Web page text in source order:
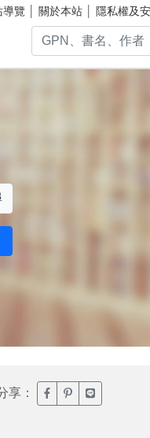
導覽 關於本站 隱私權及
享： 臉書分享(另開新視窗)
噗浪分享(另開新
Line分享(